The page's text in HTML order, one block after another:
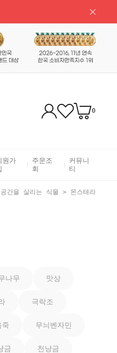
0
원가
주문조
회
커뮤니
티
공간을 살리는 식물 > 몬스테라
나무 맛상
극락조
죽 무늬벤자민
금 천냥금